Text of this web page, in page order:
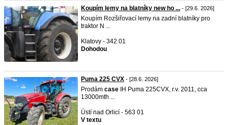
Koupím lemy na blatníky new ho ... - [29.6. 2026]
Koupím Rozšiřovací lemy na zadní blatníky pro
traktor N ...
Klatovy - 342 01
Dohodou
Puma 225 CVX - [28.6. 2026]
Prodám case IH Puma 225CVX, r.v. 2011, cca
13000mth ...
Ústí nad Orlicí - 563 01
V textu